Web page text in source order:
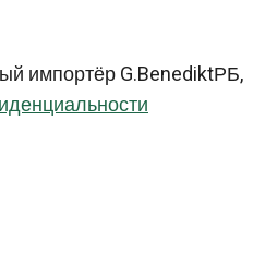
импортёр G.BenediktРБ,